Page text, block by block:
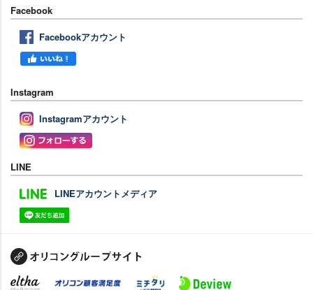
Facebook
Facebookアカウント
Instagram
Instagramアカウント
LINE
LINEアカウントメディア